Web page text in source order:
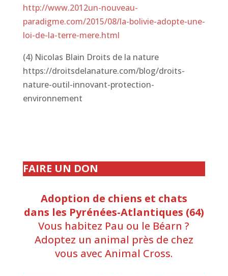
http://www.2012un-nouveau-
paradigme.com/2015/08/la-bolivie-adopte-une-
loi-de-la-terre-mere.html
(4) Nicolas Blain Droits de la nature
https://droitsdelanature.com/blog/droits-
nature-outil-innovant-protection-
environnement
FAIRE UN DON
Adoption de chiens et chats
dans les Pyrénées-Atlantiques (64)
Vous habitez Pau ou le Béarn ?
Adoptez un animal près de chez
vous avec Animal Cross.